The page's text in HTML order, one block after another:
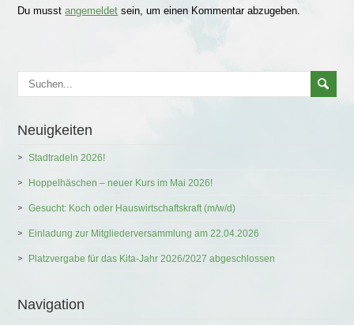
Du musstangemeldet sein, um einen Kommentar abzugeben.
Neuigkeiten
Stadtradeln 2026!
Hoppelhäschen – neuer Kurs im Mai 2026!
Gesucht: Koch oder Hauswirtschaftskraft (m/w/d)
Einladung zur Mitgliederversammlung am 22.04.2026
Platzvergabe für das Kita-Jahr 2026/2027 abgeschlossen
Navigation